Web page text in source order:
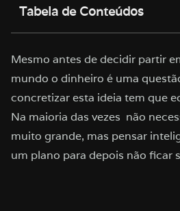
Tabela de Conteúdos
Mesmo antes de decidir partir
mundo o dinheiro é uma
concretizar esta ideia tem que
Na maioria das vezes não
muito grande, mas pensar
um plano para depois não ficar